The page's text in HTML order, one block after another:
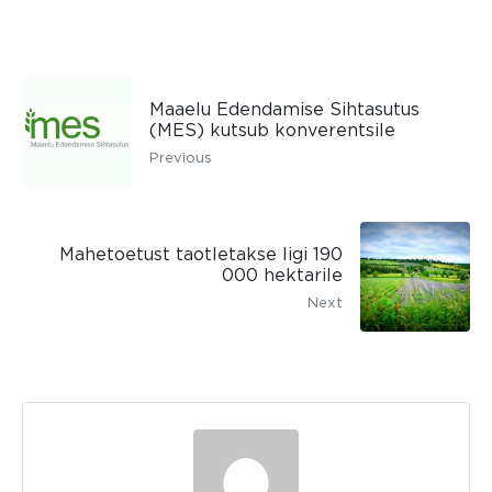
Maaelu Edendamise Sihtasutus
(MES) kutsub konverentsile
Previous
Mahetoetust taotletakse ligi 190
000 hektarile
Next